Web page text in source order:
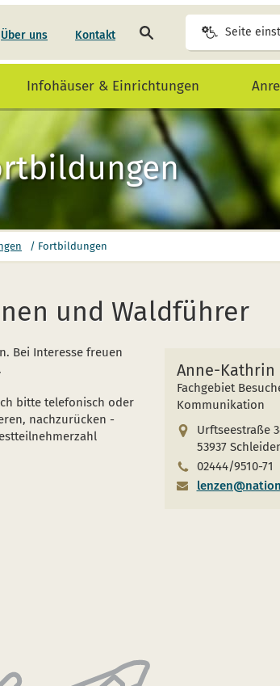
Über uns Kontakt
durchsuchen
Seite
Infohäuser & Einrichtungen
/ Fortbildungen
und Waldführer
Bei Interesse freuen
bitte telefonisch oder
nachzurücken -
Anne-Kathrin
Fachgebiet
Kommunikation
Urftseestraße
53937
02444/9510-71